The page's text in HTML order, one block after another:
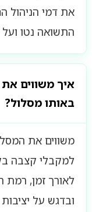
את דמי הניהול
התשואה נטו ועל
איך משווים
באותו מסלול?
משווים את
למקבלי קצבה
לאורך זמן, רמת
ובדגש על